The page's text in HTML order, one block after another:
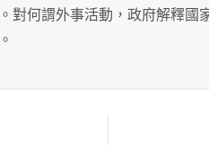
對何謂外事活動，政府解釋國